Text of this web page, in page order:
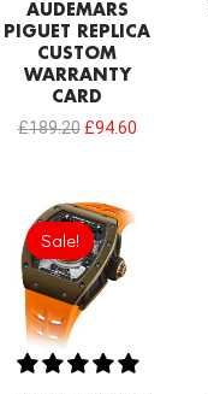
AUDEMARS
PIGUET REPLICA
CUSTOM
WARRANTY
CARD
£189.20 £94.60
Sale!
Sale!
Original
price
was:
£1,118.00.